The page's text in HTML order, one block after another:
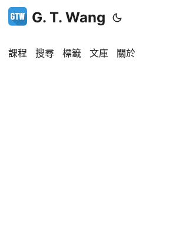
G. T. Wang
課程 搜尋 標籤 文庫 關於